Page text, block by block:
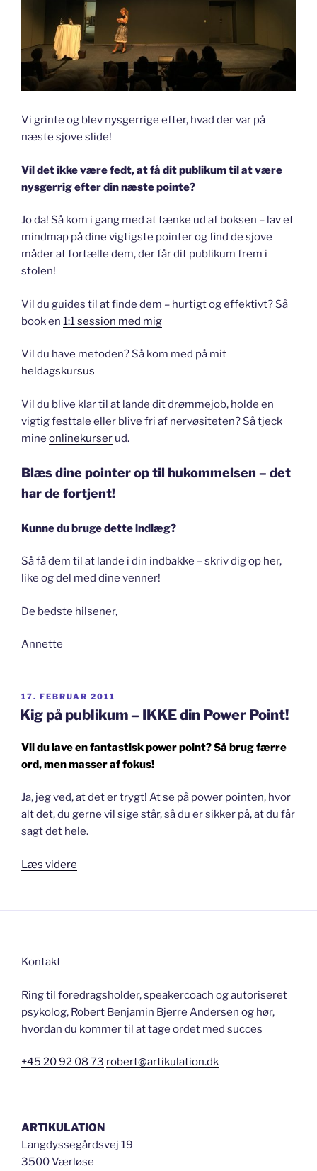
Vi grinte og blev nysgerrige efter, hvad der var på
næste sjove slide!
Vil det ikke være fedt, at få dit publikum til at være
nysgerrig efter din næste pointe?
Jo da! Så kom i gang med at tænke ud af boksen – lav et
mindmap på dine vigtigste pointer og find de sjove
måder at fortælle dem, der får dit publikum frem i
stolen!
Vil du guides til at finde dem – hurtigt og effektivt? Så
book en 1:1 session med mig
Vil du have metoden? Så kom med på mit
heldagskursus
Vil du blive klar til at lande dit drømmejob, holde en
vigtig festtale eller blive fri af nervøsiteten? Så tjeck
mine onlinekurser ud.
Blæs dine pointer op til hukommelsen – det
har de fortjent!
Kunne du bruge dette indlæg?
Så få dem til at lande i din indbakke – skriv dig op her,
like og del med dine venner!
De bedste hilsener,
Annette
UDGIVET
DEN
17. FEBRUAR 2011
Kig på publikum – IKKE din Power Point!
Vil du lave en fantastisk power point? Så brug færre
ord, men masser af fokus!
Ja, jeg ved, at det er trygt! At se på power pointen, hvor
alt det, du gerne vil sige står, så du er sikker på, at du får
sagt det hele.
Læs videre
–
Kontakt
Ring til foredragsholder, speakercoach og autoriseret
psykolog, Robert Benjamin Bjerre Andersen og hør,
hvordan du kommer til at tage ordet med succes
+45 20 92 08 73 robert@artikulation.dk
ARTIKULATION
Langdyssegårdsvej 19
3500 Værløse